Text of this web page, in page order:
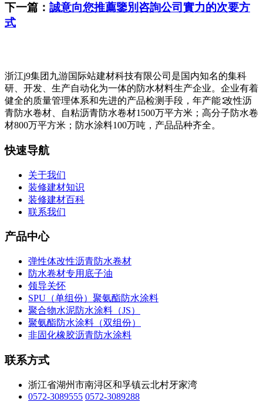
下一篇： 誠意向您推薦鑒別咨詢公司實力的次要方
式
浙江j9集团九游国际站建材科技有限公司是国内知名的集科
研、开发、生产自动化为一体的防水材料生产企业。企业有着
健全的质量管理体系和先进的产品检测手段，年产能∶改性沥
青防水卷材、自粘沥青防水卷材1500万平方米；高分子防水卷
材800万平方米；防水涂料100万吨，产品品种齐全。
快速导航
关于我们
装修建材知识
装修建材百科
联系我们
产品中心
弹性体改性沥青防水卷材
防水卷材专用底子油
领导关怀
SPU（单组份）聚氨酯防水涂料
聚合物水泥防水涂料（JS）
聚氨酯防水涂料（双组份）
非固化橡胶沥青防水涂料
联系方式
浙江省湖州市南浔区和孚镇云北村牙家湾
0572-3089555 0572-3089288